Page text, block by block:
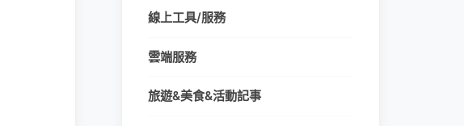
線上工具/服務
雲端服務
旅遊&美食&活動記事